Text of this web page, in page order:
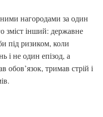
нагородами за один
зміст інший: державне
під ризиком, коли
і не один епізод, а
обов’язок, тримав стрій і